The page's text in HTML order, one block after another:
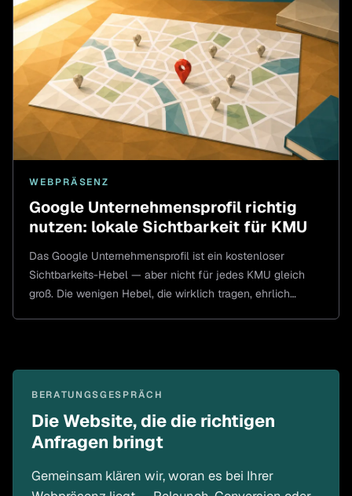
WEBPRÄSENZ
Google Unternehmensprofil richtig
nutzen: lokale Sichtbarkeit für KMU
Das Google Unternehmensprofil ist ein kostenloser
Sichtbarkeits-Hebel — aber nicht für jedes KMU gleich
groß. Die wenigen Hebel, die wirklich tragen, ehrlich
BERATUNGSGESPRÄCH
Die Website, die die richtigen
Anfragen bringt
Gemeinsam klären wir, woran es bei Ihrer